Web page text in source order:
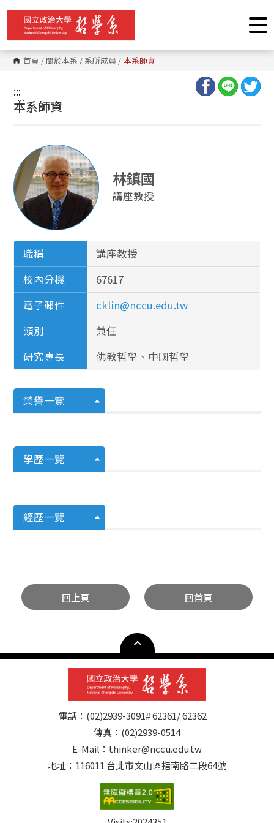
跳
要
內
容
區 首頁 /關於本系 / 系所成員 / 本系師資
:::
:::
本系師資
林鎮國
講座教授
職稱
講座教授
校內分機
67617
電子郵件
cklin@nccu.edu.tw
類別
兼任
研究專長
佛教哲學、中國哲學
榮譽一覽
學歷一覽
經歷一覽
回上頁 回首頁
電話：(02)2939-3091# 62361/ 62362
傳真：(02)2939-0514
E-Mail：thinker@nccu.edu.tw
地址：116011 台北市文山區指南路二段64號